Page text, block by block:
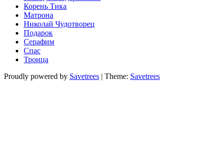
Корень Тика
Матрона
Николай Чудотворец
Подарок
Серафим
Спас
Троица
Proudly powered by Savetrees | Theme: Savetrees